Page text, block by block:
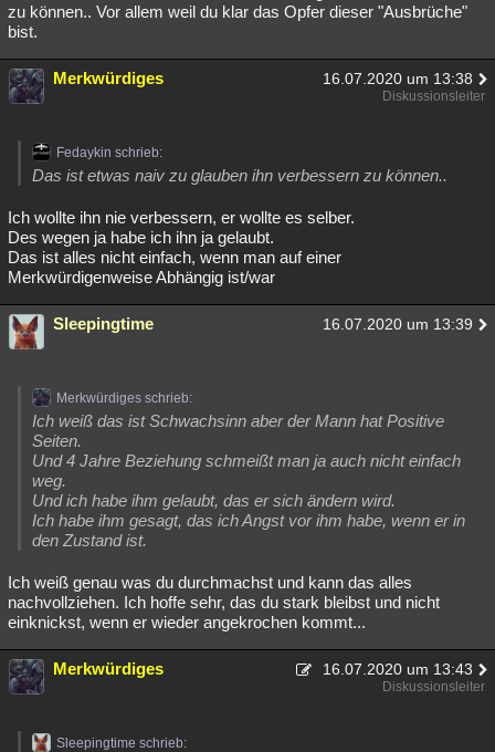
zu können.. Vor allem weil du klar das Opfer dieser "Ausbrüche"
bist.
Merkwürdiges 16.07.2020 um 13:38
Diskussionsleiter
Fedaykin schrieb:
Das ist etwas naiv zu glauben ihn verbessern zu können..
Ich wollte ihn nie verbessern, er wollte es selber.
Des wegen ja habe ich ihn ja gelaubt.
Das ist alles nicht einfach, wenn man auf einer
Merkwürdigenweise Abhängig ist/war
Sleepingtime 16.07.2020 um 13:39
Merkwürdiges schrieb:
Ich weiß das ist Schwachsinn aber der Mann hat Positive
Seiten.
Und 4 Jahre Beziehung schmeißt man ja auch nicht einfach
weg.
Und ich habe ihm gelaubt, das er sich ändern wird.
Ich habe ihm gesagt, das ich Angst vor ihm habe, wenn er in
den Zustand ist.
Ich weiß genau was du durchmachst und kann das alles
nachvollziehen. Ich hoffe sehr, das du stark bleibst und nicht
einknickst, wenn er wieder angekrochen kommt...
Merkwürdiges 16.07.2020 um 13:43
Diskussionsleiter
Sleepingtime schrieb: